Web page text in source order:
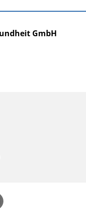
GmbH